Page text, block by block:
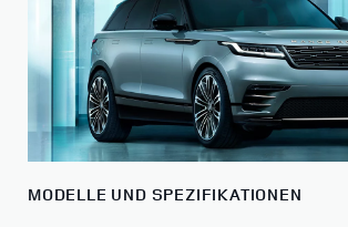
MODELLE UND SPEZIFIKATIONEN